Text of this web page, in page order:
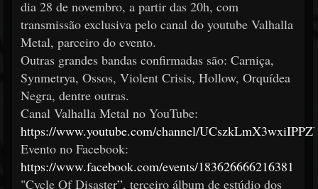
dia 28 de novembro, a partir das 20h, com
transmissão exclusiva pelo canal do youtube Valhalla
Metal, parceiro do evento.
Outras grandes bandas confirmadas são: Carniça,
Synmetrya, Ossos, Violent Crisis, Hollow, Orquídea
Negra, dentre outras.
Canal Valhalla Metal no YouTube:
https://www.youtube.com/channel/
Evento no Facebook:
https://www.facebook.com/events/183626666216381
"Cycle Of Disaster”, terceiro álbum de estúdio dos